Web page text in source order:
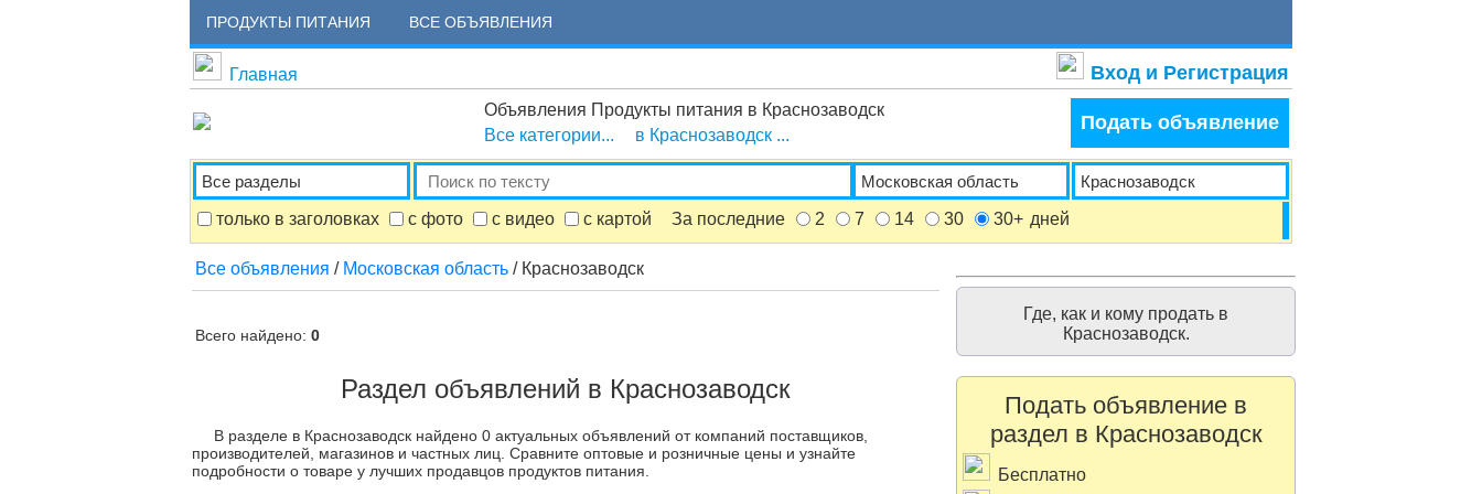
ПРОДУКТЫ ПИТАНИЯ ВСЕ ОБЪЯВЛЕНИЯ
Главная Вход и Регистрация
Объявления Продукты питания в Краснозаводск
Все категории...
в Краснозаводск ...
Подать объявление
только в заголовках с фото с видео с картой За последние 2 7 14 30 30+ дней
Все объявления / Московская область / Краснозаводск
Всего найдено: 0
Раздел объявлений в Краснозаводск
В разделе в Краснозаводск найдено 0 актуальных объявлений от компаний поставщиков,
производителей, магазинов и частных лиц. Сравните оптовые и розничные цены и узнайте
подробности о товаре у лучших продавцов продуктов питания.
Где, как и кому продать в
Краснозаводск.
Подать объявление в
раздел в Краснозаводск
Бесплатно